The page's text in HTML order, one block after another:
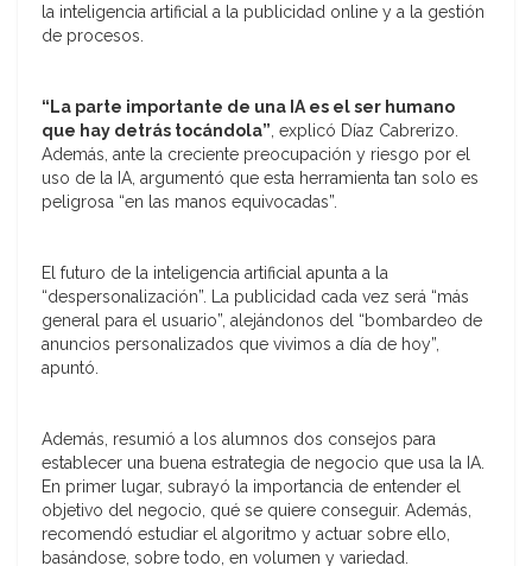
la inteligencia artificial a la publicidad online y a la gestión
de procesos.
“La parte importante de una IA es el ser humano
que hay detrás tocándola”, explicó Díaz Cabrerizo.
Además, ante la creciente preocupación y riesgo por el
uso de la IA, argumentó que esta herramienta tan solo es
peligrosa “en las manos equivocadas”.
El futuro de la inteligencia artificial apunta a la
“despersonalización”. La publicidad cada vez será “más
general para el usuario”, alejándonos del “bombardeo de
anuncios personalizados que vivimos a día de hoy”,
apuntó.
Además, resumió a los alumnos dos consejos para
establecer una buena estrategia de negocio que usa la IA.
En primer lugar, subrayó la importancia de entender el
objetivo del negocio, qué se quiere conseguir. Además,
recomendó estudiar el algoritmo y actuar sobre ello,
basándose, sobre todo, en volumen y variedad.